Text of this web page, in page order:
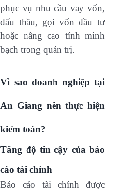
phục vụ nhu cầu vay vốn,
đấu thầu, gọi vốn đầu tư
hoặc nâng cao tính minh
bạch trong quản trị.
Vì sao doanh nghiệp tại
An Giang nên thực hiện
kiểm toán?
Tăng độ tin cậy của báo
cáo tài chính
Báo cáo tài chính được